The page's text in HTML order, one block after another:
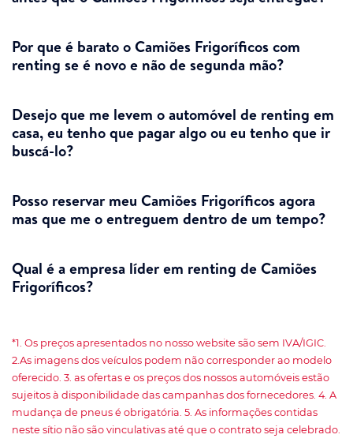
Por que é barato o Camiões Frigoríficos com
renting se é novo e não de segunda mão?
Desejo que me levem o automóvel de renting em
casa, eu tenho que pagar algo ou eu tenho que ir
buscá-lo?
Posso reservar meu Camiões Frigoríficos agora
mas que me o entreguem dentro de um tempo?
Qual é a empresa líder em renting de Camiões
Frigoríficos?
*1. Os preços apresentados no nosso website são sem IVA/IGIC.
2.As imagens dos veículos podem não corresponder ao modelo
oferecido. 3. as ofertas e os preços dos nossos automóveis estão
sujeitos à disponibilidade das campanhas dos fornecedores. 4. A
mudança de pneus é obrigatória. 5. As informações contidas
neste sítio não são vinculativas até que o contrato seja celebrado.